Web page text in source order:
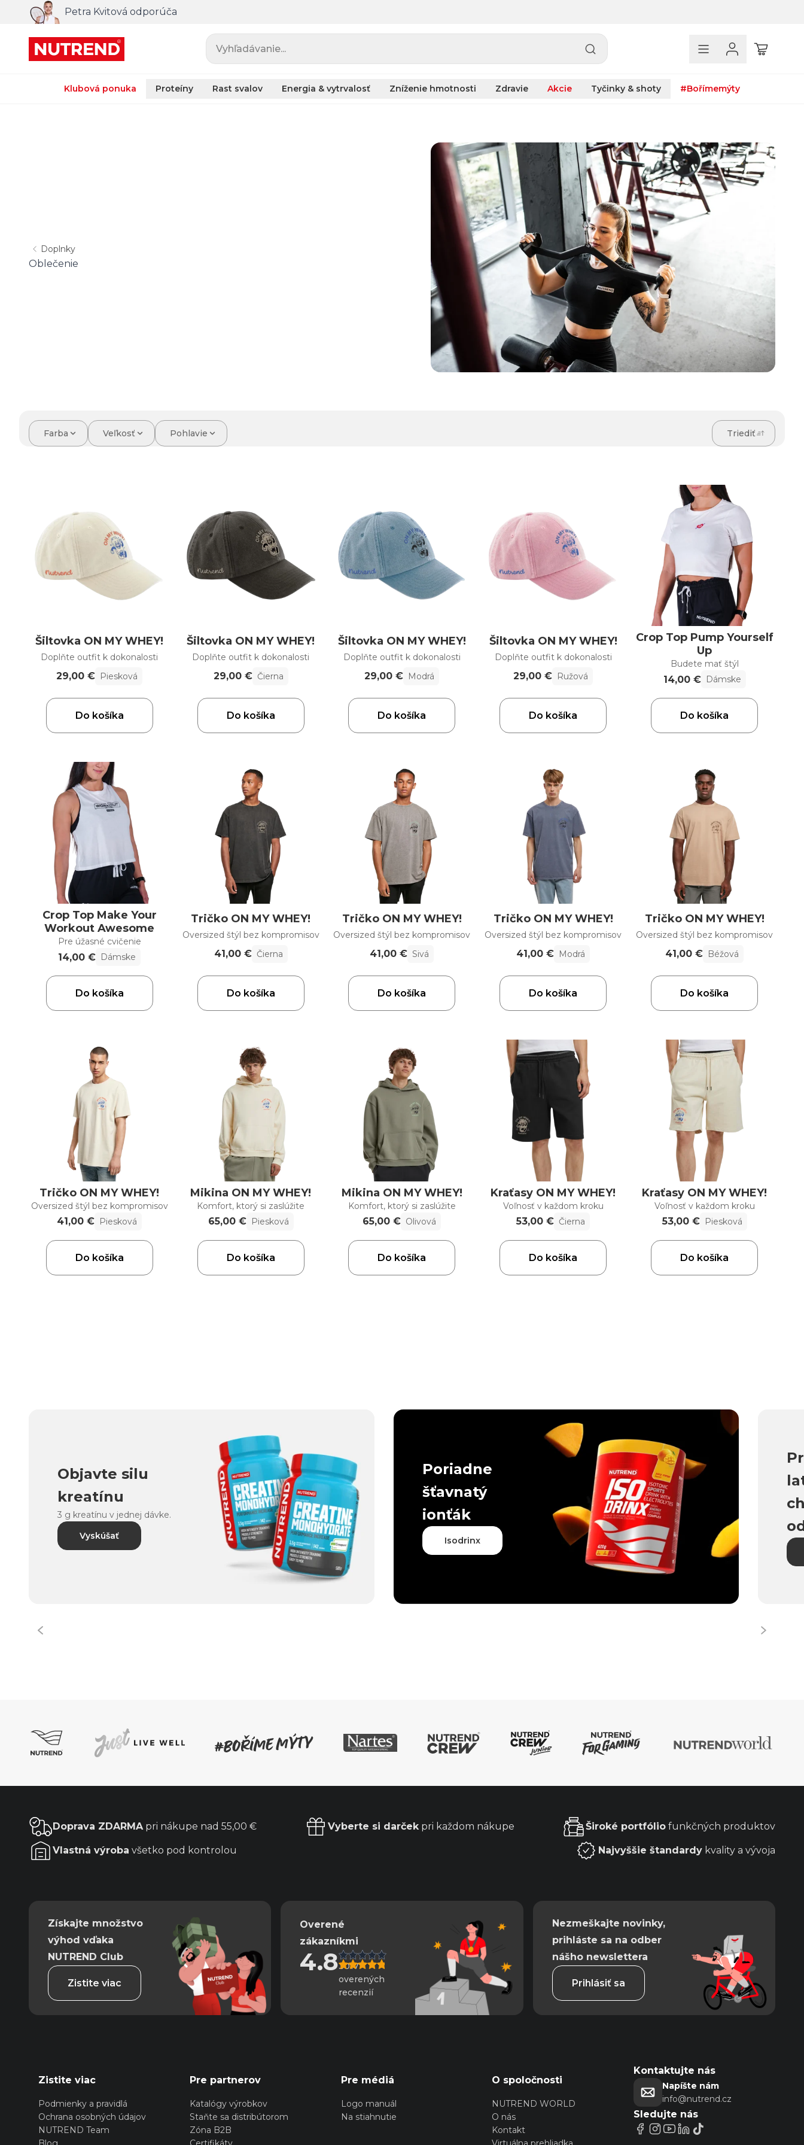
Petra Kvitová odporúča
Vyhľadávanie...
Klubová ponuka Proteíny Rast svalov Energia & vytrvalosť Zníženie hmotnosti Zdravie Akcie Tyčinky & shoty #Bořímemýty
Doplnky
Oblečenie
Farba Veľkosť Pohlavie Triediť
Šiltovka ON MY WHEY!
Doplňte outfit k dokonalosti
29,00 € Piesková
Do košíka
Šiltovka ON MY WHEY!
Doplňte outfit k dokonalosti
29,00 € Čierna
Do košíka
Šiltovka ON MY WHEY!
Doplňte outfit k dokonalosti
29,00 € Modrá
Do košíka
Šiltovka ON MY WHEY!
Doplňte outfit k dokonalosti
29,00 € Ružová
Do košíka
Crop Top Pump Yourself
Up
Budete mať štýl
14,00 € Dámske
Do košíka
Crop Top Make Your
Workout Awesome
Pre úžasné cvičenie
14,00 € Dámske
Do košíka
Tričko ON MY WHEY!
Oversized štýl bez kompromisov
41,00 € Čierna
Do košíka
Tričko ON MY WHEY!
Oversized štýl bez kompromisov
41,00 € Sivá
Do košíka
Tričko ON MY WHEY!
Oversized štýl bez kompromisov
41,00 € Modrá
Do košíka
Tričko ON MY WHEY!
Oversized štýl bez kompromisov
41,00 € Béžová
Do košíka
Tričko ON MY WHEY!
Oversized štýl bez kompromisov
41,00 € Piesková
Do košíka
Mikina ON MY WHEY!
Komfort, ktorý si zaslúžite
65,00 € Piesková
Do košíka
Mikina ON MY WHEY!
Komfort, ktorý si zaslúžite
65,00 € Olivová
Do košíka
Kraťasy ON MY WHEY!
Voľnosť v každom kroku
53,00 € Čierna
Do košíka
Kraťasy ON MY WHEY!
Voľnosť v každom kroku
53,00 € Piesková
Do košíka
Objavte silu
kreatínu
3 g kreatínu v jednej dávke.
Vyskúšať
Poriadne
šťavnatý
ionťák
Isodrinx
Doprava ZDARMA pri nákupe nad 55,00 € Vyberte si darček pri každom nákupe Široké portfólio funkčných produktov
Vlastná výroba všetko pod kontrolou Najvyššie štandardy kvality a vývoja
Získajte množstvo
výhod vďaka
NUTREND Club
Zistite viac
Overené
zákazníkmi
4.83017
overených
recenzií
Nezmeškajte novinky,
prihláste sa na odber
nášho newslettera
Prihlásiť sa
Zistite viac
Podmienky a pravidlá
Ochrana osobných údajov
NUTREND Team
Pre partnerov
Katalógy výrobkov
Staňte sa distribútorom
Zóna B2B
Pre médiá
Logo manuál
Na stiahnutie
O spoločnosti
NUTREND WORLD
O nás
Kontakt
Kontaktujte nás
Napíšte nám
info@nutrend.cz
Sledujte nás